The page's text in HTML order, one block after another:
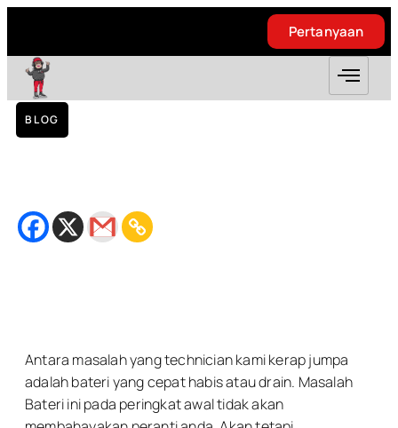
Pertanyaan
BLOG
Antara masalah yang technician kami kerap jumpa
adalah bateri yang cepat habis atau drain. Masalah
Bateri ini pada peringkat awal tidak akan